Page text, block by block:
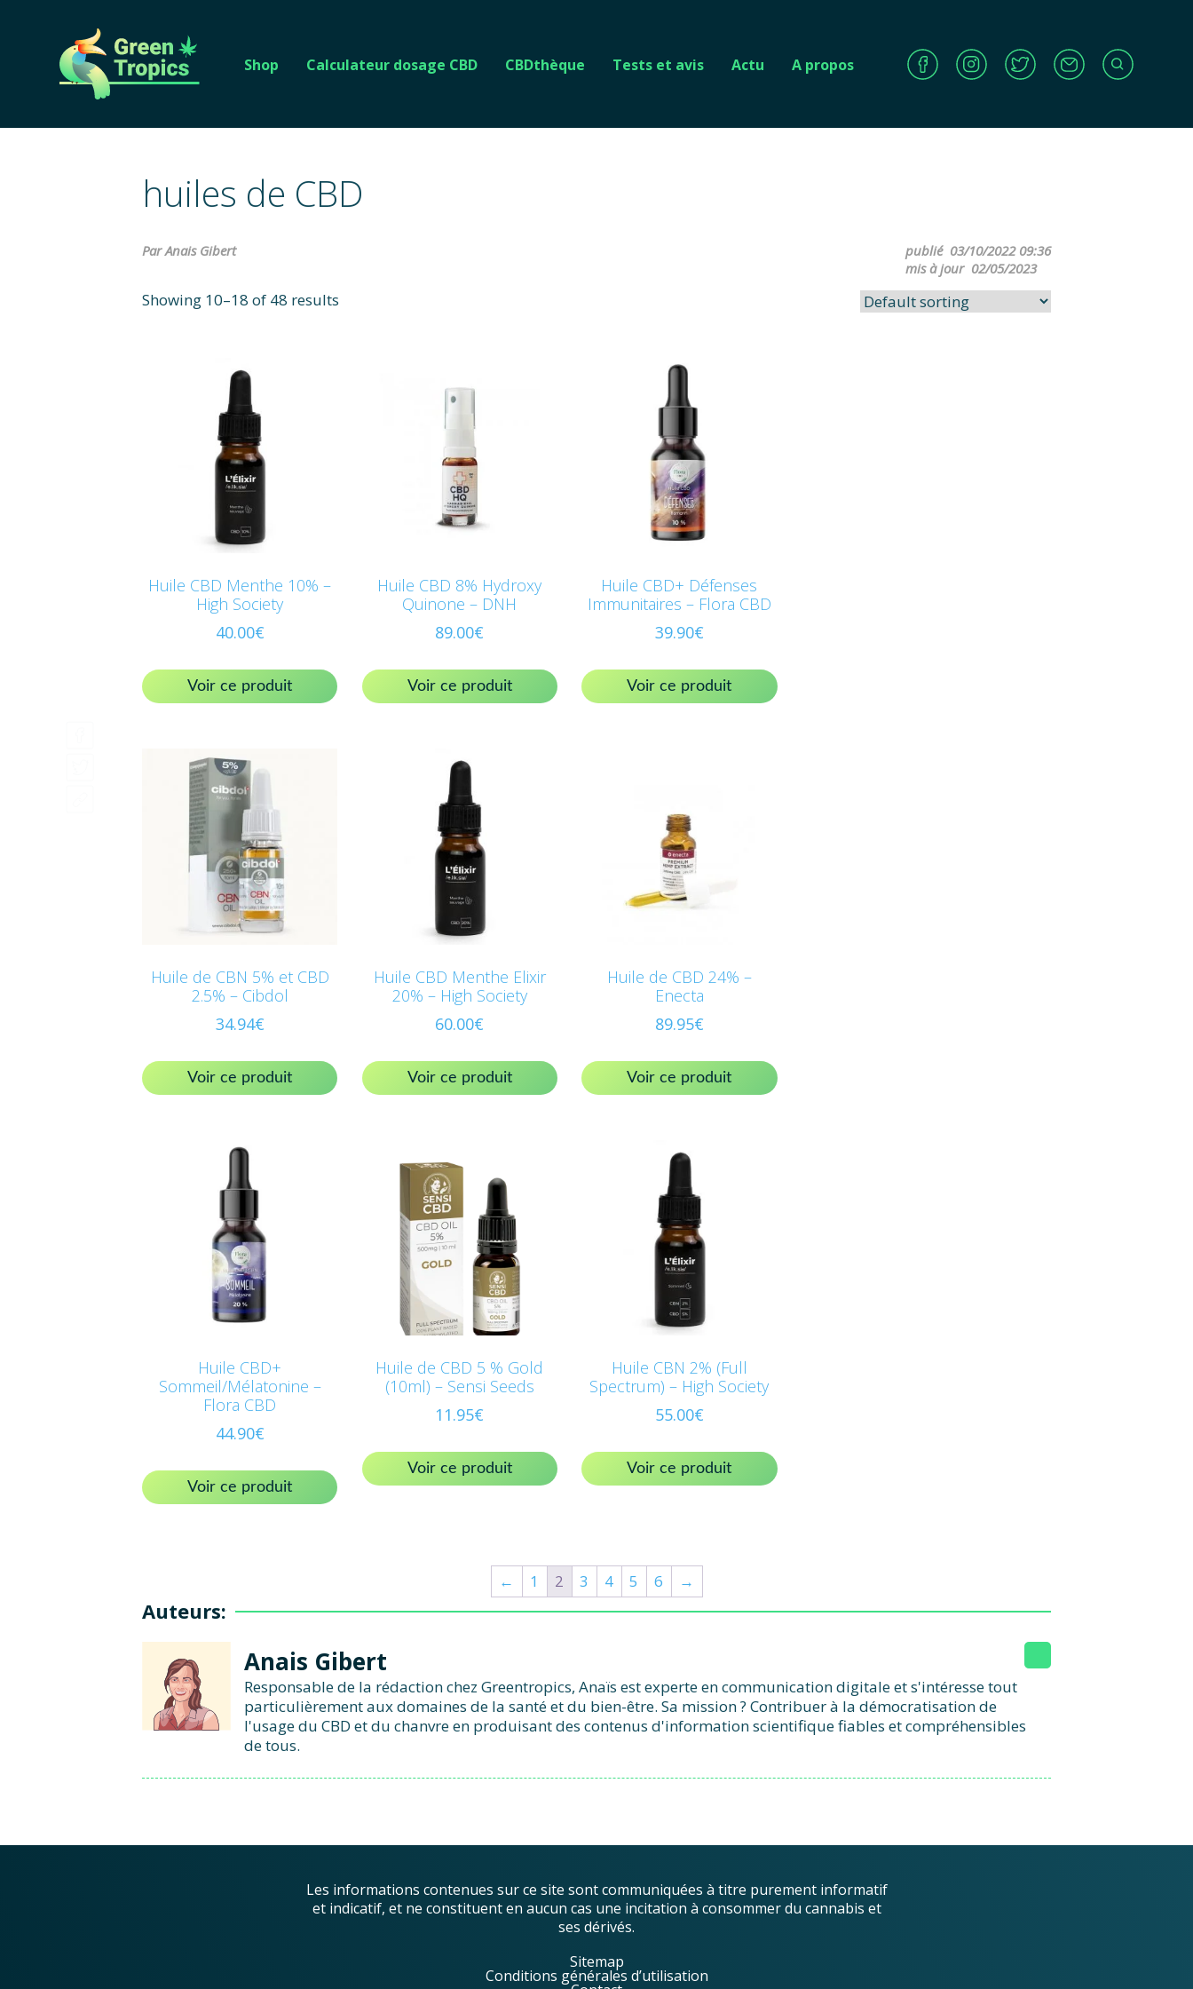
Shop Calculateur dosage CBD CBDthèque Tests et avis Actu A propos
huiles de CBD
Par Anais Gibert publié 03/10/2022 09:36
mis à jour 02/05/2023
Showing 10–18 of 48 results
Huile CBD Menthe 10% –
High Society
40.00€
Voir ce produit
Huile CBD 8% Hydroxy
Quinone – DNH
89.00€
Voir ce produit
Huile CBD+ Défenses
Immunitaires – Flora CBD
39.90€
Voir ce produit
Huile de CBN 5% et CBD
2.5% – Cibdol
34.94€
Voir ce produit
Huile CBD Menthe Elixir
20% – High Society
60.00€
Voir ce produit
Huile de CBD 24% –
Enecta
89.95€
Voir ce produit
Huile CBD+
Sommeil/Mélatonine –
Flora CBD
44.90€
Voir ce produit
Huile de CBD 5 % Gold
(10ml) – Sensi Seeds
11.95€
Voir ce produit
Huile CBN 2% (Full
Spectrum) – High Society
55.00€
Voir ce produit
← 1 2 3 4 5 6 →
Auteurs:
Anais Gibert
Responsable de la rédaction chez Greentropics, Anaïs est experte en communication digitale et s'intéresse tout
particulièrement aux domaines de la santé et du bien-être. Sa mission ? Contribuer à la démocratisation de
l'usage du CBD et du chanvre en produisant des contenus d'information scientifique fiables et compréhensibles
de tous.
Les informations contenues sur ce site sont communiquées à titre purement informatif
et indicatif, et ne constituent en aucun cas une incitation à consommer du cannabis et
ses dérivés.
Sitemap
Conditions générales d’utilisation